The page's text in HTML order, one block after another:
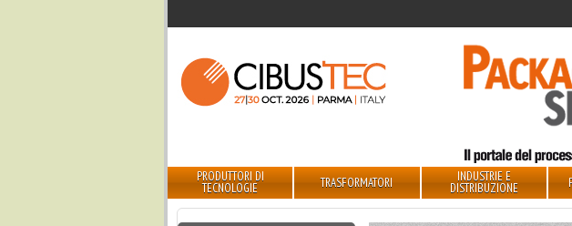
PRODUTTORI DI
TECNOLOGIE TRASFORMATORI INDUSTRIE E
DISTRIBUZIONE